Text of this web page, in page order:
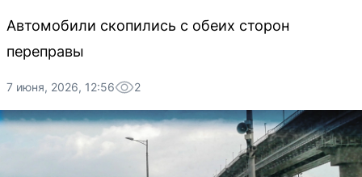
Автомобили скопились с обеих сторон
переправы
7 июня, 2026, 12:56 2